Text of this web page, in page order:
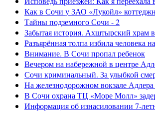
Как в Сочи у ЗАО «Лукойл»
Тайны подземного Сочи - 2
Забытая история. Ахштырский храм
Разъярённая толпа избила человека
Внимание. В Сочи пропал ребенок
Вечером на набережной в центре
Сочи криминальный. За улыбкой
На железнодорожном вокзале
В Сочи охрана ТЦ «Море Молл»
Информация об изнасиловании 7-